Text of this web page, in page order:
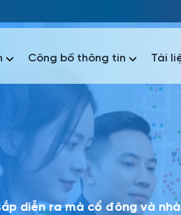
Phổ biến nhất
Báo cáo tài chính
Công bố thông tin Tài
Phổ biến nhất
diễn ra mà cổ đông và